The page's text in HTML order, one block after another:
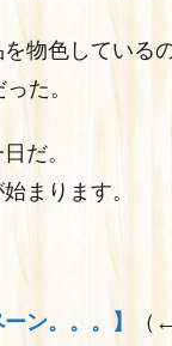
物色している
た。
だ。
まります。
ン。。。】
（